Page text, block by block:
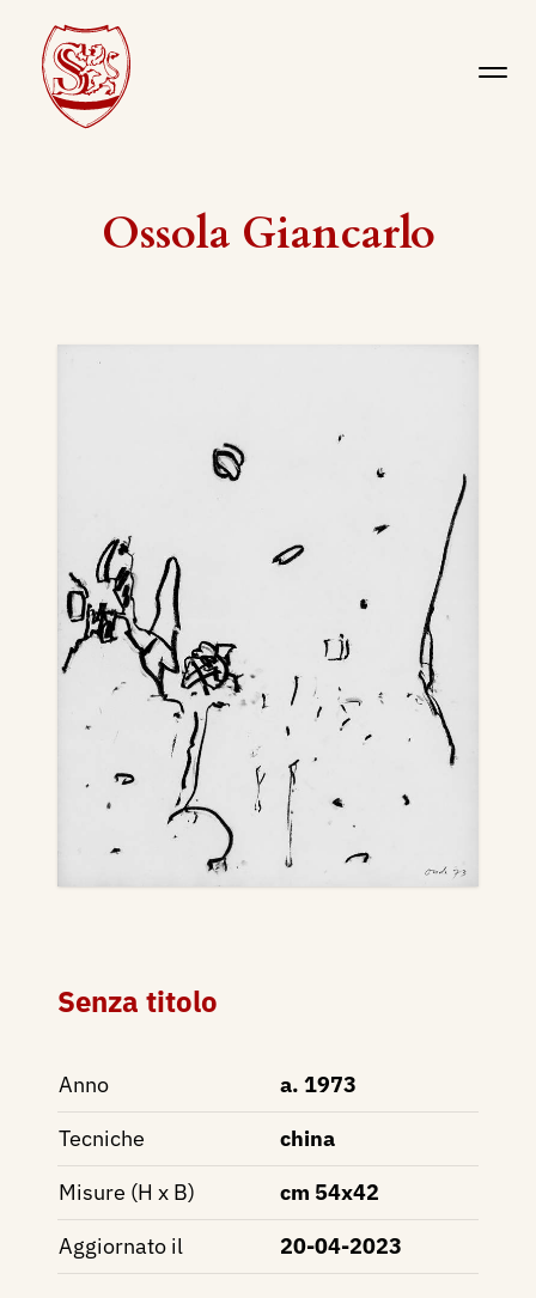
Ossola Giancarlo
Senza titolo
Anno
a. 1973
Tecniche
china
Misure (H x B)
cm 54x42
Aggiornato il
20-04-2023